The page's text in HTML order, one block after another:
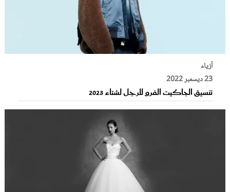
أزياء
23 ديسمبر 2022
تنسيق الجاكيت الفرو للرجل لشتاء 2023